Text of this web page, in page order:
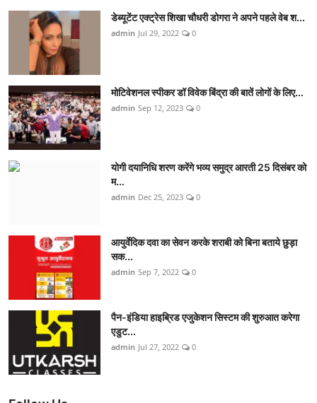
डेब्यूटेंट एक्ट्रेस शिखा चौधरी डोगरा ने अपने पहले वेब श...
admin Jul 29, 2022 0
मोटिवेशनल स्पीकर डॉ विवेक बिंद्रा की बातें लोगों के लिए...
admin Sep 12, 2023 0
योगी दयानिधि शरण करेंगे भव्य समुद्र आरती 25 दिसंबर को
म...
admin Dec 25, 2023 0
आयुर्वेदिक दवा का सेवन करके शराबी को बिना बताये छुड़ा
सक...
admin Sep 7, 2022 0
पैन-इंडिया हाइब्रिड एजुकेशन सिस्टम की शुरुआत करेगा
एडुट...
admin Jul 27, 2022 0